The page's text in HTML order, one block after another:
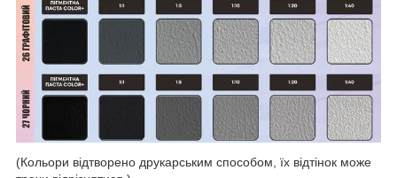
(Кольори відтворено друкарським способом, їх відтінок може